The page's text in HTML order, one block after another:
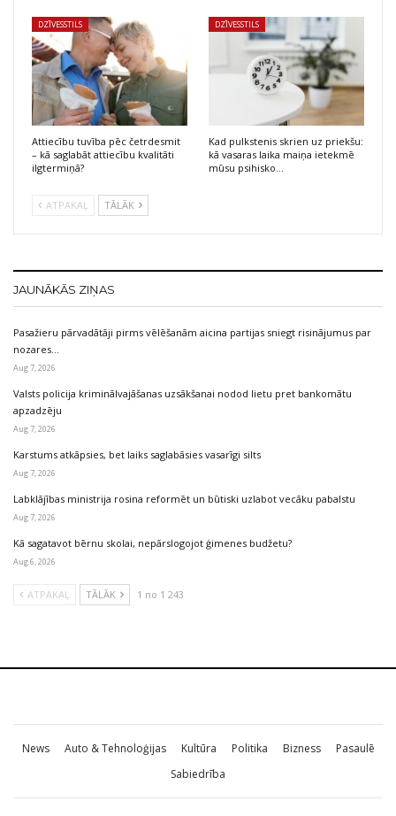
DZĪVESSTILS
Attiecību tuvība pēc četrdesmit
– kā saglabāt attiecību kvalitāti
ilgtermiņā?
DZĪVESSTILS
Kad pulkstenis skrien uz priekšu:
kā vasaras laika maiņa ietekmē
mūsu psihisko…
ATPAKAĻ TĀLĀK
JAUNĀKĀS ZIŅAS
Pasažieru pārvadātāji pirms vēlēšanām aicina partijas sniegt risinājumus par
nozares…
Aug 7, 2026
Valsts policija kriminālvajāšanas uzsākšanai nodod lietu pret bankomātu
apzadzēju
Aug 7, 2026
Karstums atkāpsies, bet laiks saglabāsies vasarīgi silts
Aug 7, 2026
Labklājības ministrija rosina reformēt un būtiski uzlabot vecāku pabalstu
Aug 7, 2026
Kā sagatavot bērnu skolai, nepārslogojot ģimenes budžetu?
Aug 6, 2026
ATPAKAĻ TĀLĀK 1 no 1 243
News Auto & Tehnoloģijas Kultūra Politika Bizness
Pasaulē
Sabiedrība